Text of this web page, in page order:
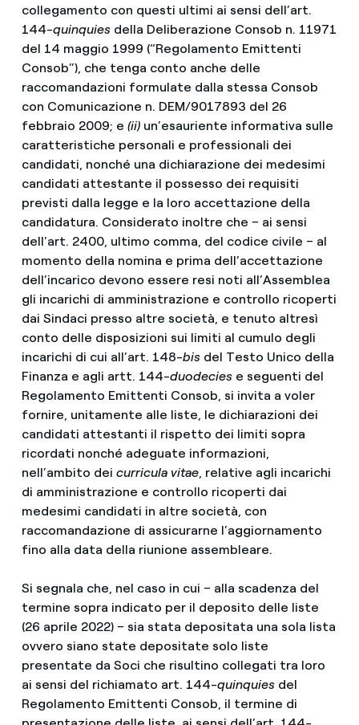
collegamento con questi ultimi ai sensi dell’art.
144-quinquiesdella Deliberazione Consob n. 11971
del 14 maggio 1999 (“Regolamento Emittenti
Consob”), che tenga conto anche delle
raccomandazioni formulate dalla stessa Consob
con Comunicazione n. DEM/9017893 del 26
febbraio 2009; e (ii)un’esauriente informativa sulle
caratteristiche personali e professionali dei
candidati, nonché una dichiarazione dei medesimi
candidati attestante il possesso dei requisiti
previsti dalla legge e la loro accettazione della
candidatura. Considerato inoltre che – ai sensi
dell’art. 2400, ultimo comma, del codice civile – al
momento della nomina e prima dell’accettazione
dell’incarico devono essere resi noti all’Assemblea
gli incarichi di amministrazione e controllo ricoperti
dai Sindaci presso altre società, e tenuto altresì
conto delle disposizioni sui limiti al cumulo degli
incarichi di cui all’art. 148-bisdel Testo Unico della
Finanza e agli artt. 144-duodeciese seguenti del
Regolamento Emittenti Consob, si invita a voler
fornire, unitamente alle liste, le dichiarazioni dei
candidati attestanti il rispetto dei limiti sopra
ricordati nonché adeguate informazioni,
nell’ambito dei curricula vitae, relative agli incarichi
di amministrazione e controllo ricoperti dai
medesimi candidati in altre società, con
raccomandazione di assicurarne l’aggiornamento
fino alla data della riunione assembleare.
Si segnala che, nel caso in cui – alla scadenza del
termine sopra indicato per il deposito delle liste
(26 aprile 2022) – sia stata depositata una sola lista
ovvero siano state depositate solo liste
presentate da Soci che risultino collegati tra loro
ai sensi del richiamato art. 144-quinquiesdel
Regolamento Emittenti Consob, il termine di
Seleziona la tua lingua
Inglese
Spagnolo
Italiano